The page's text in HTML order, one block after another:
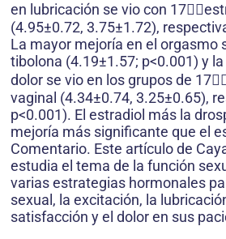
en lubricación se vio con
(4.95±0.72, 3.75±1.72),
La mayor mejoría en el orgasmo
tibolona (4.19±1.57; p<0.001) y
dolor se vio en los grupos de
vaginal (4.34±0.74, 3.25±0.65),
p<0.001). El estradiol más la
mejoría más significante que el
Comentario. Este artículo de
estudia el tema de la función
varias estrategias hormonales
sexual, la excitación, la
satisfacción y el dolor en sus